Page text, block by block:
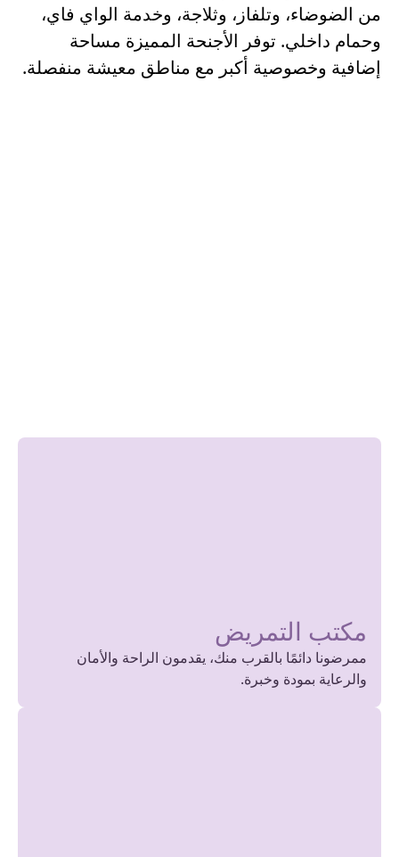
من الضوضاء، وتلفاز، وثلاجة، وخدمة الواي فاي،
وحمام داخلي. توفر الأجنحة المميزة مساحة
إضافية وخصوصية أكبر مع مناطق معيشة منفصلة.
مكتب التمريض
ممرضونا دائمًا بالقرب منك، يقدمون الراحة والأمان
والرعاية بمودة وخبرة.